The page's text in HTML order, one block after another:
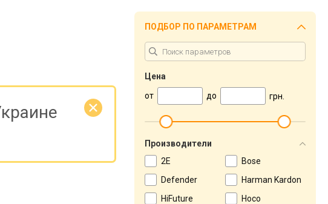
ПОДБОР ПО ПАРАМЕТРАМ
Цена
от
до грн.
Производители
2E
Bose
Defender
Harman Kardon
HiFuture
Hoco